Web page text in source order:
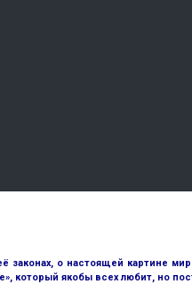
о настоящей картине
который якобы всех любит, но